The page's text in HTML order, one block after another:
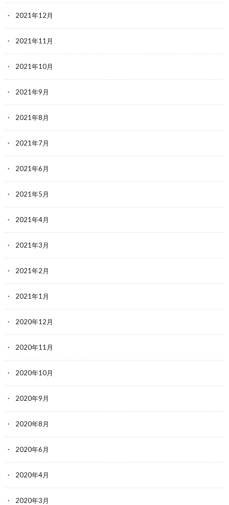
2021年12月
2021年11月
2021年10月
2021年9月
2021年8月
2021年7月
2021年6月
2021年5月
2021年4月
2021年3月
2021年2月
2021年1月
2020年12月
2020年11月
2020年10月
2020年9月
2020年8月
2020年6月
2020年4月
2020年3月